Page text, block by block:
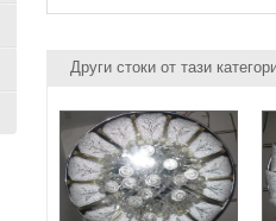
Други стоки от тази